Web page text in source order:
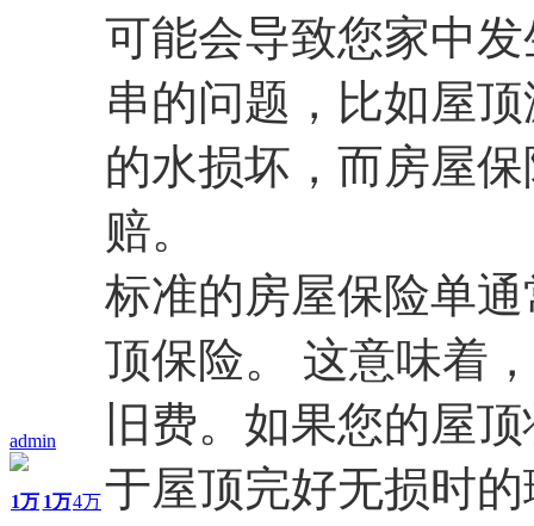
admin
1万 1万4万
可能会导致您家中
串的问题，比如屋
的水损坏，而房屋
赔。
标准的房屋保险单
顶保险。 这意味着
旧费。如果您的屋
于屋顶完好无损时